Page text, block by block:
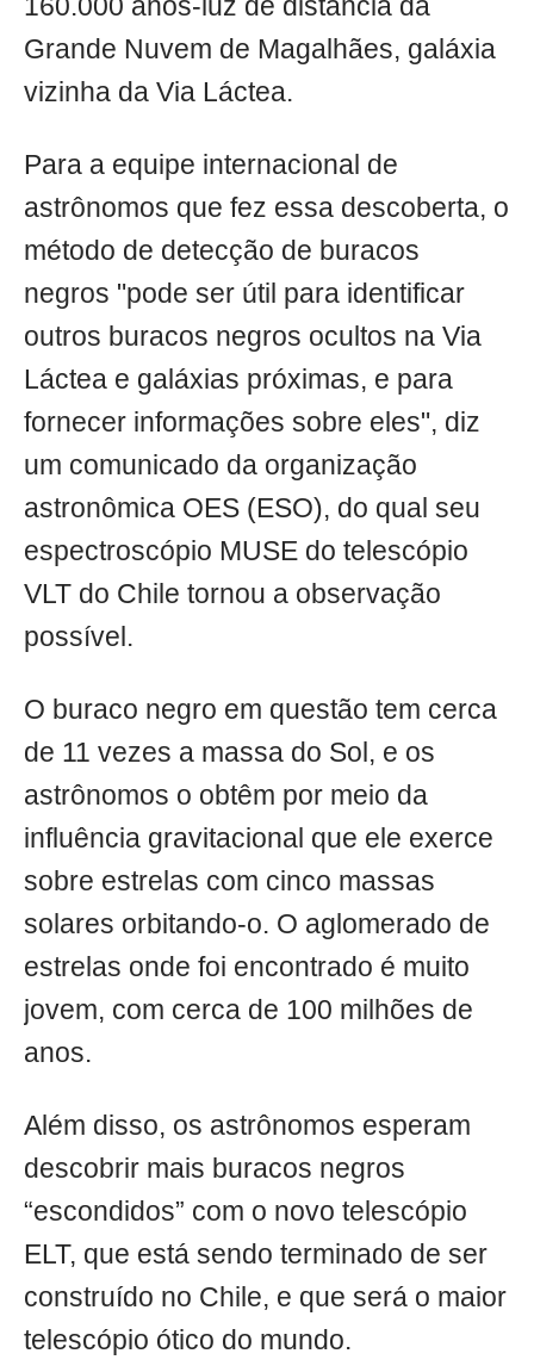
160.000 anos-luz de distância da
Grande Nuvem de Magalhães, galáxia
vizinha da Via Láctea.
Para a equipe internacional de
astrônomos que fez essa descoberta, o
método de detecção de buracos
negros "pode ​​ser útil para identificar
outros buracos negros ocultos na Via
Láctea e galáxias próximas, e para
fornecer informações sobre eles", diz
um comunicado da organização
astronômica OES (ESO), do qual seu
espectroscópio MUSE do telescópio
VLT do Chile tornou a observação
possível.
O buraco negro em questão tem cerca
de 11 vezes a massa do Sol, e os
astrônomos o obtêm por meio da
influência gravitacional que ele exerce
sobre estrelas com cinco massas
solares orbitando-o. O aglomerado de
estrelas onde foi encontrado é muito
jovem, com cerca de 100 milhões de
anos.
Além disso, os astrônomos esperam
descobrir mais buracos negros
“escondidos” com o novo telescópio
ELT, que está sendo terminado de ser
construído no Chile, e que será o maior
telescópio ótico do mundo.